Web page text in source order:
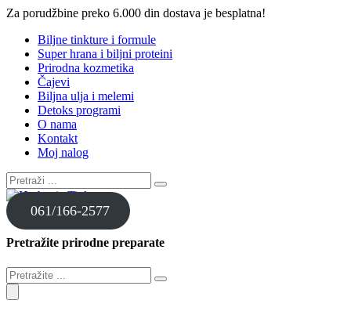
Za porudžbine preko 6.000 din dostava je besplatna!
Biljne tinkture i formule
Super hrana i biljni proteini
Prirodna kozmetika
Čajevi
Biljna ulja i melemi
Detoks programi
O nama
Kontakt
Moj nalog
061/166-2577
Pretražite prirodne preparate